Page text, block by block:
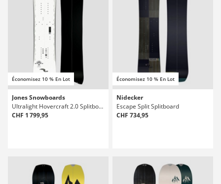
Économisez 10 % En Lot
Jones Snowboards
Ultralight Hovercraft 2.0 Splitboard
CHF 1 799,95
Économisez 10 % En Lot
Nidecker
Escape Split Splitboard
CHF 734,95